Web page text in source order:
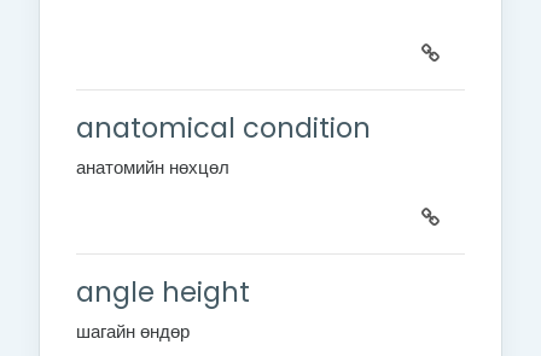
anatomical condition
анатомийн нөхцөл
angle height
шагайн өндөр